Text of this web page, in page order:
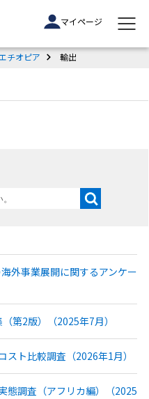
マイページ
チオピア 輸出
外事業展開に関するアンケー
第2版）（2025年7月）
ト比較調査（2026年1月）
態調査（アフリカ編）（2025